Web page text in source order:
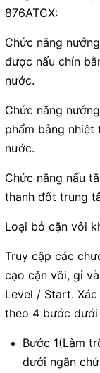
876ATCX:
Chức năng
được nấu chín
nước.
Chức năng
phẩm bằng
nước.
Chức năng nấu
thanh đốt trung
Loại bỏ cặn vôi
Truy cập các
cạo cặn vôi, gỉ
Level / Start.
theo 4 bước dưới
Bước 1(Làm
dưới ngăn